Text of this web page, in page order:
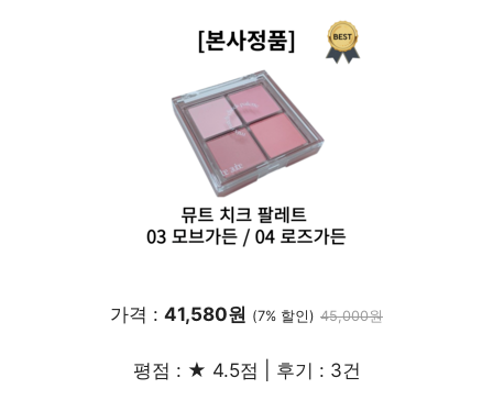
가격 : 41,580원 (7% 할인) 45,000원
평점 : ★ 4.5점 | 후기 : 3건